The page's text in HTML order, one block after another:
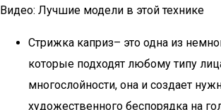
Видео: Лучшие модели в этой технике
Стрижка каприз– это одна из
которые подходят любому типу
многослойности, она и создает
художественного беспорядка на